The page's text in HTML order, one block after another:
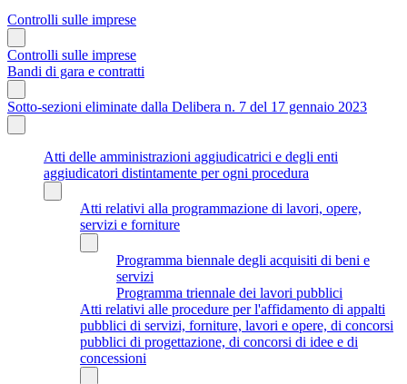
Controlli sulle imprese
Controlli sulle imprese
Bandi di gara e contratti
Sotto-sezioni eliminate dalla Delibera n. 7 del 17 gennaio 2023
Atti delle amministrazioni aggiudicatrici e degli enti
aggiudicatori distintamente per ogni procedura
Atti relativi alla programmazione di lavori, opere,
servizi e forniture
Programma biennale degli acquisiti di beni e
servizi
Programma triennale dei lavori pubblici
Atti relativi alle procedure per l'affidamento di appalti
pubblici di servizi, forniture, lavori e opere, di concorsi
pubblici di progettazione, di concorsi di idee e di
concessioni